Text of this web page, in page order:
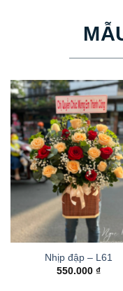
Nhịp đập – L61
550.000 ₫